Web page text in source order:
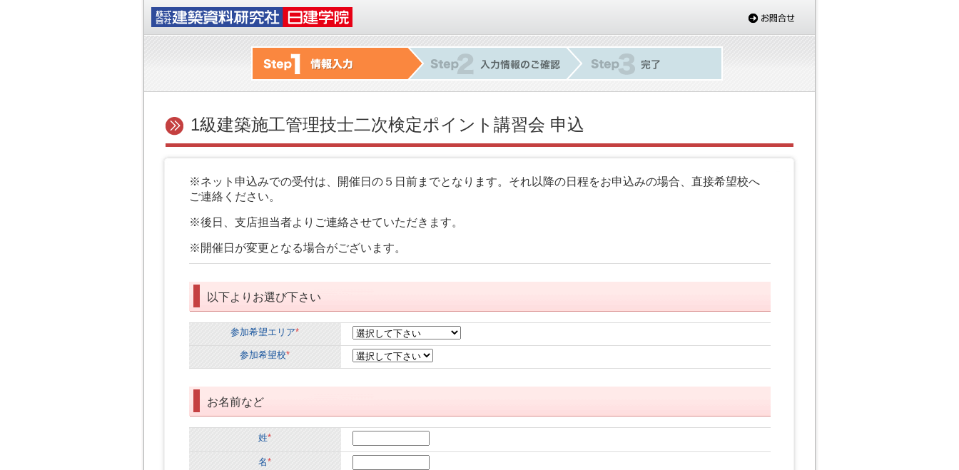
1級建築施工管理技士二次検定ポイント講習会 申込
※ネット申込みでの受付は、開催日の５日前までとなります。それ以降の日程をお申込みの場合、直接希望校へ
ご連絡ください。
※後日、支店担当者よりご連絡させていただきます。
※開催日が変更となる場合がございます。
以下よりお選び下さい
参加希望エリア*
参加希望校*
お名前など
姓*
名*